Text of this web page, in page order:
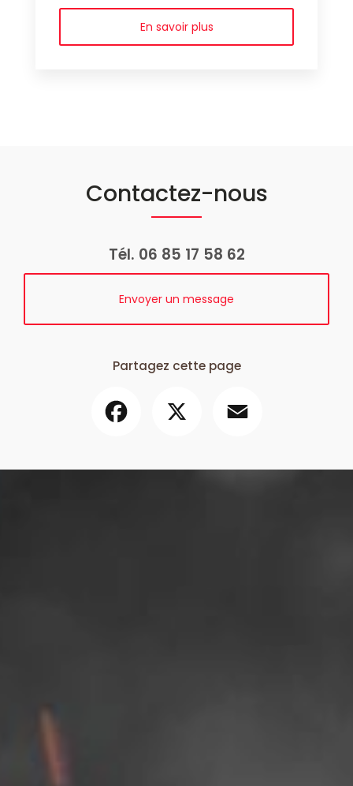
En savoir plus
Contactez-nous
Tél. 06 85 17 58 62
Envoyer un message
Partagez cette page